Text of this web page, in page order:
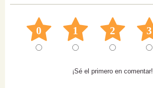
0 1 2 3
¡Sé el primero en comentar!